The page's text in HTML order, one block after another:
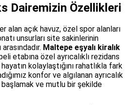
Dairemizin Özellikleri
alan açık havuz, özel spor alanları
unsurları site sakinlerinin
Maltepe eşyalı kiralık
etabına özel ayrıcalıklı rezidans
kolaylaştığını rahatlıkla fark
konfor ve algılanan ayrıcalık
ve mutlu bir şekilde